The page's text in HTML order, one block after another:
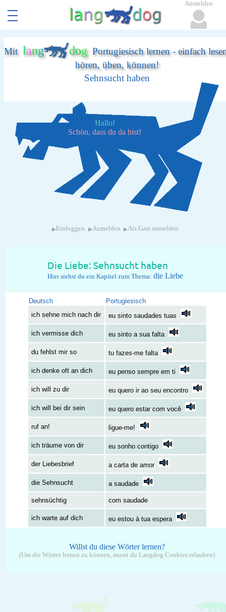
Mit lang dogPortugiesisch lernen - einfach
hören, üben, können!
Sehnsucht haben
Hallo!
Schön, dass du da bist!
▸ Einloggen ▸Anmelden ▸Als Gast anmelden
Die Liebe: Sehnsucht haben
Hier siehst du ein Kapitel zum Thema: die Liebe
Deutsch
Portugiesisch
ich sehne mich nach dir
eu sinto saudades tuas
ich vermisse dich eu sinto a sua falta
du fehlst mir so tu fazes-me falta
ich denke oft an dich eu penso sempre em ti
ich will zu dir eu quero ir ao seu encontro
ich will bei dir sein eu quero estar com você
ruf an! ligue-me!
ich träume von dir eu sonho contigo
der Liebesbrief a carta de amor
die Sehnsucht a saudade
sehnsüchtig com saudade
ich warte auf dich eu estou à tua espera
Willst du diese Wörter lernen?
(Um die Wörter lernen zu können, musst du Langdog Cookies erlauben)
Anmelden